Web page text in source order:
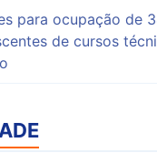
para ocupação de
de cursos